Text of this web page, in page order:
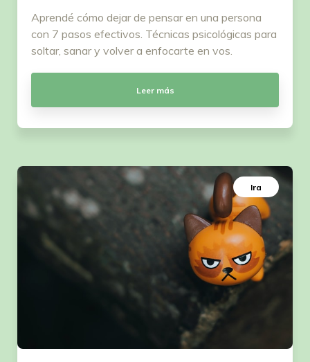
Aprendé cómo dejar de pensar en una persona
con 7 pasos efectivos. Técnicas psicológicas para
soltar, sanar y volver a enfocarte en vos.
Leer más
Ira